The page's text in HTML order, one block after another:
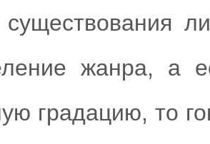
существования
жанра, а
градацию, то